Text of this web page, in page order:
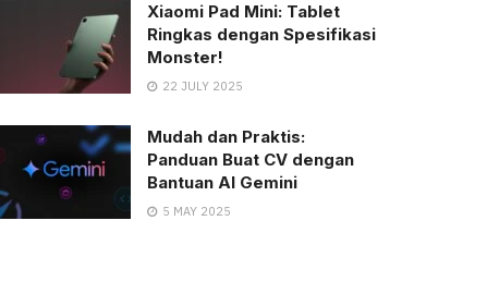
Xiaomi Pad Mini: Tablet
Ringkas dengan Spesifikasi
Monster!
22 JULY 2025
Mudah dan Praktis:
Panduan Buat CV dengan
Bantuan AI Gemini
5 MAY 2025